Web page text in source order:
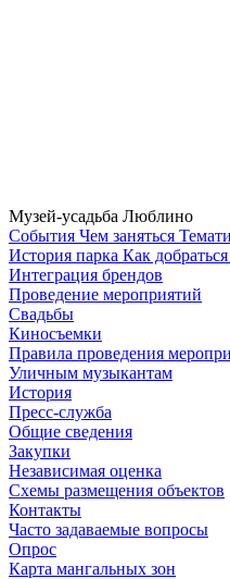
Музей-усадьба Люблино
Cобытия Чем заняться
История парка Как добраться
Интеграция брендов
Проведение мероприятий
Свадьбы
Киносъемки
Правила проведения
Уличным музыкантам
История
Пресс-служба
Общие сведения
Закупки
Независимая оценка
Схемы размещения объектов
Контакты
Часто задаваемые вопросы
Опрос
Карта мангальных зон